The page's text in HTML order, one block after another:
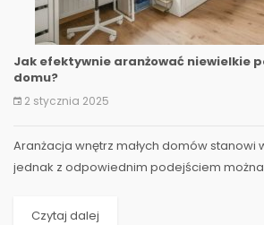
Jak efektywnie aranżować niewielkie
domu?
2 stycznia 2025
Aranżacja wnętrz małych domów stanowi
jednak z odpowiednim podejściem
Czytaj dalej